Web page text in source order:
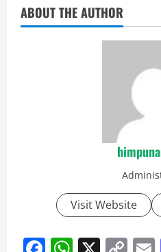
ABOUT THE AUTHOR
Visit Website